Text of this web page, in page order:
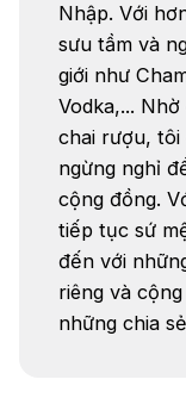
Nhập. Với
sưu tầm và
giới như
Vodka,...
chai rượu, tôi
ngừng nghỉ
cộng đồng.
tiếp tục sứ
đến với
riêng và
những chia